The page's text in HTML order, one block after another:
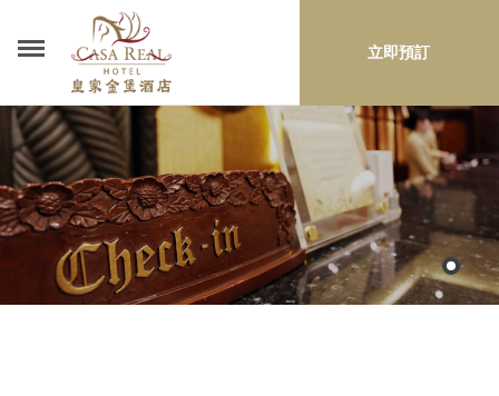
立即預訂